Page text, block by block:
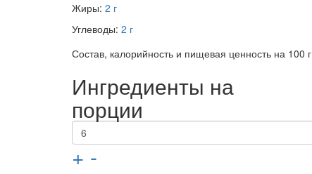
Жиры: 2 г
Углеводы: 2 г
Состав, калорийность и пищевая ценность на 100 г
Ингредиенты на
порции
+ -